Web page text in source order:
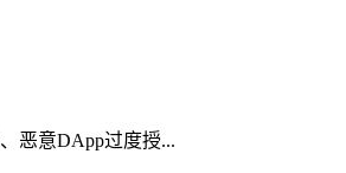
恶意DApp过度授...